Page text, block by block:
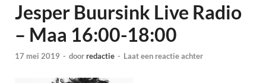
Jesper Buursink Live Radio
– Maa 16:00-18:00
17 mei 2019 - doorredactie - Laat een reactie achter